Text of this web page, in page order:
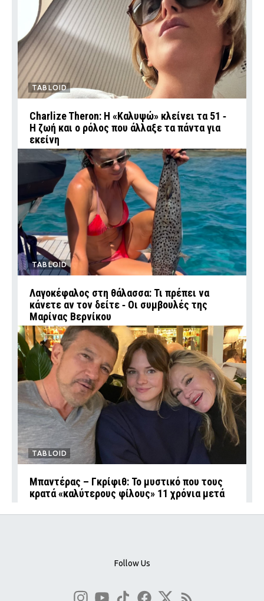
TABLOID
Charlize Theron: Η «Καλυψώ» κλείνει τα 51 ‑
H ζωή και ο ρόλος που άλλαξε τα πάντα για
εκείνη
TABLOID
Λαγοκέφαλος στη θάλασσα: Τι πρέπει να
κάνετε αν τον δείτε ‑ Οι συμβουλές της
Μαρίνας Βερνίκου
TABLOID
Μπαντέρας – Γκρίφιθ: Το μυστικό που τους
κρατά «καλύτερους φίλους» 11 χρόνια μετά
Follow Us